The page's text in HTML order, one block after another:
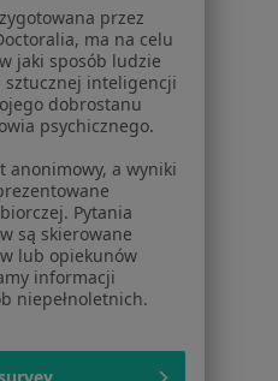
zabiegi
mobilne
przez
ma na celu
jaki sposób ludzie
sztucznej inteligencji
dobrostanu
psychicznego.
anonimowy, a wyniki
Pytania
są skierowane
lub opiekunów
informacji
niepełnoletnich.